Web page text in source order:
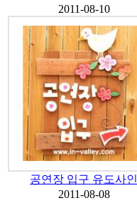
2011-08-10
공연장 입구 유도사인
2011-08-08